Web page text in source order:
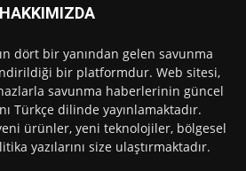
HAKKIMIZDA
dört bir yanından gelen savunma
bir platformdur. Web sitesi,
savunma haberlerinin güncel
Türkçe dilinde yayınlamaktadır.
ürünler, yeni teknolojiler, bölgesel
yazılarını size ulaştırmaktadır.